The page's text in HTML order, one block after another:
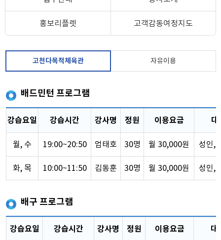
홍보리플렛 고객감동여정지도
고천다목적체육관 자유이용
배드민턴 프로그램
강습요일 강습시간 강사명 정원 이용요금 대
월, 수 19:00~20:50 엄태호 30명 월 30,000원 성인,
화, 목 10:00~11:50 김동훈 30명 월 30,000원 성인,
배구 프로그램
강습요일 강습시간 강사명 정원 이용요금 대